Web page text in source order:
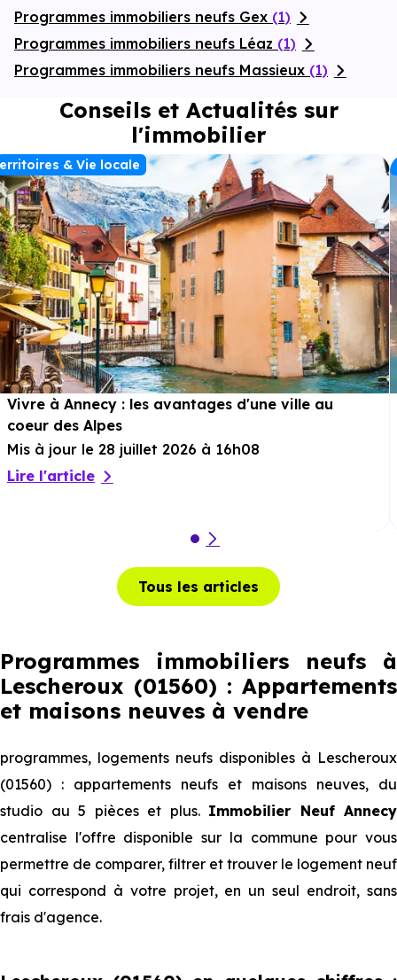
Programmes immobiliers neufs Gex (1)
Programmes immobiliers neufs Léaz (1)
Programmes immobiliers neufs Massieux (1)
Conseils et Actualités sur
l'immobilier
& Vie locale
Vivre à Annecy : les avantages d'une ville au
coeur des Alpes
Mis à jour le 28 juillet 2026 à 16h08
Lire l'article
Tous les articles
Programmes immobiliers neufs à
Lescheroux (01560) : Appartements
et maisons neuves à vendre
programmes, logements neufs disponibles à Lescheroux
(01560) : appartements neufs et maisons neuves, du
studio au 5 pièces et plus. Immobilier Neuf Annecy
centralise l'offre disponible sur la commune pour vous
permettre de comparer, filtrer et trouver le logement neuf
qui correspond à votre projet, en un seul endroit, sans
frais d'agence.